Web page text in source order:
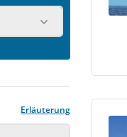
Erläuterung